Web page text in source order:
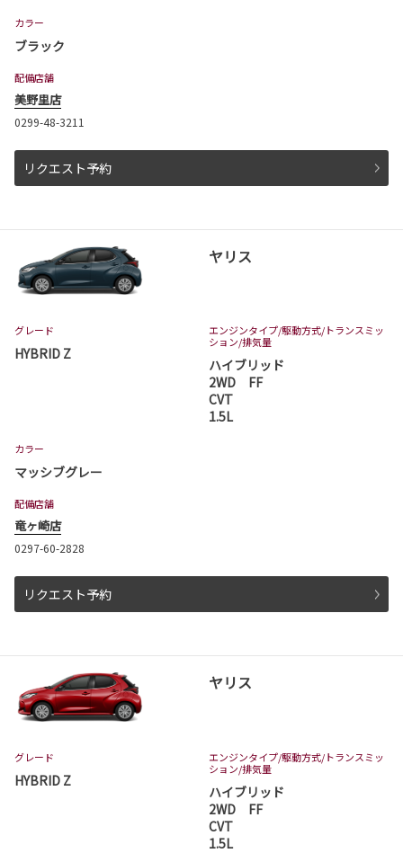
カラー
ブラック
配備店舗
美野里店
0299-48-3211
リクエスト予約
ヤリス
グレード
HYBRID Z
エンジンタイプ/駆動方式/トランスミッ
ション/排気量
ハイブリッド
2WD FF
CVT
1.5L
カラー
マッシブグレー
配備店舗
竜ヶ崎店
0297-60-2828
リクエスト予約
ヤリス
グレード
HYBRID Z
エンジンタイプ/駆動方式/トランスミッ
ション/排気量
ハイブリッド
2WD FF
CVT
1.5L